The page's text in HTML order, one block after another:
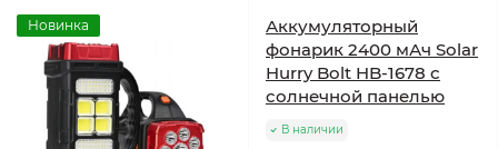
Новинка
Аккумуляторный
фонарик 2400 мАч Solar
Hurry Bolt HB-1678 с
солнечной панелью
В наличии